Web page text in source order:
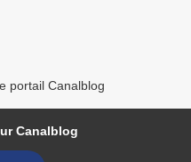
portail Canalblog
Canalblog